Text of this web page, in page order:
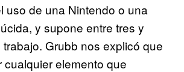
uso de una Nintendo o una
y supone entre tres y
Grubb nos explicó que
cualquier elemento que